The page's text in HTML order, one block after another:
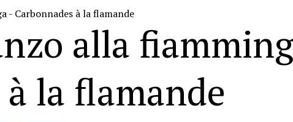
- Carbonnades à la flamande
alla
la flamande